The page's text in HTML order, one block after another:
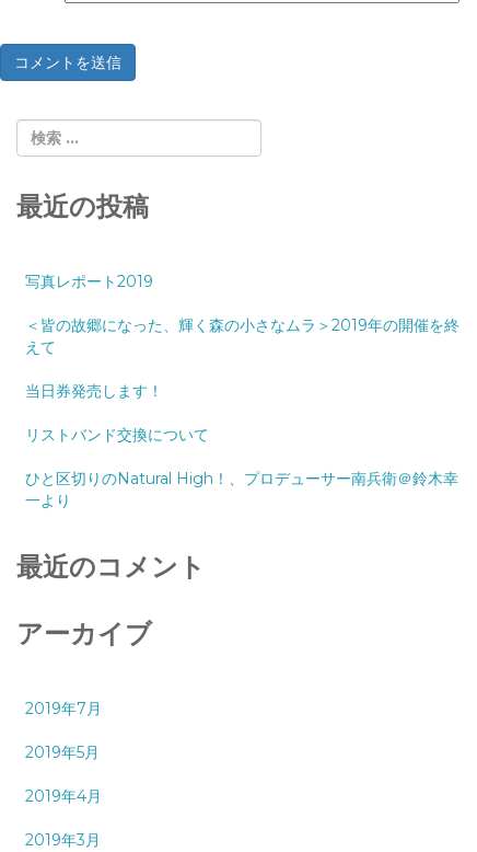
最近の投稿
写真レポート2019
＜皆の故郷になった、輝く森の小さなムラ＞2019年の開催を終
えて
当日券発売します！
リストバンド交換について
ひと区切りのNatural High！、プロデューサー南兵衛＠鈴木幸
一より
最近のコメント
アーカイブ
2019年7月
2019年5月
2019年4月
2019年3月